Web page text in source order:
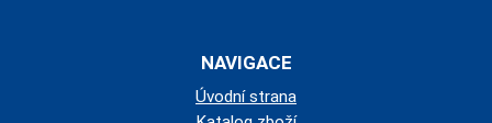
NAVIGACE
Úvodní strana